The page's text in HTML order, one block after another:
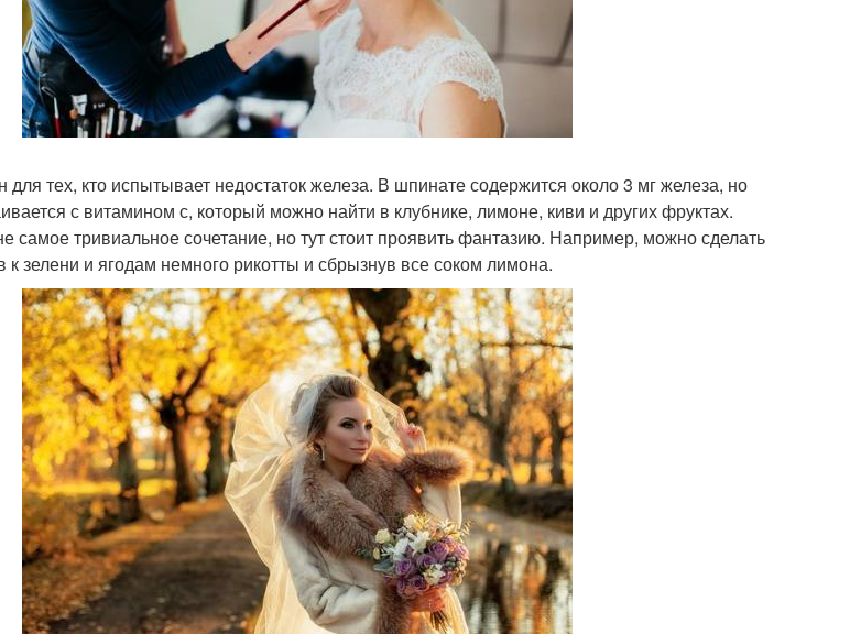
для тех, кто испытывает недостаток железа. В шпинате содержится около 3 мг железа, но
с витамином с, который можно найти в клубнике, лимоне, киви и других фруктах.
самое тривиальное сочетание, но тут стоит проявить фантазию. Например, можно сделать
к зелени и ягодам немного рикотты и сбрызнув все соком лимона.